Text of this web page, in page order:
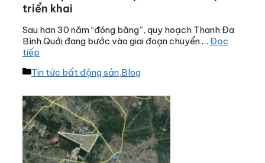
triển khai
Sau hơn 30 năm “đóng băng”, quy hoạch Thanh Đa
Bình Quới đang bước vào giai đoạn chuyển … Đọc
tiếp
Danh
Tin tức bất động sản,Blog